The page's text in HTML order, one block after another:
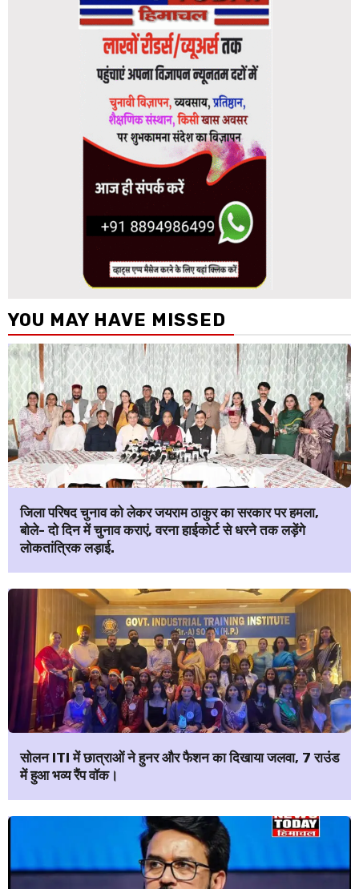
YOU MAY HAVE MISSED
जिला परिषद चुनाव को लेकर जयराम ठाकुर का सरकार पर हमला,
बोले- दो दिन में चुनाव कराएं, वरना हाईकोर्ट से धरने तक लड़ेंगे
लोकतांत्रिक लड़ाई.
सोलन ITI में छात्राओं ने हुनर और फैशन का दिखाया जलवा, 7 राउंड
में हुआ भव्य रैंप वॉक।